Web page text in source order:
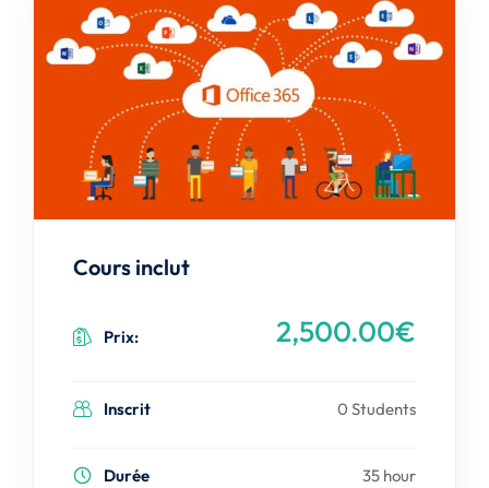
Cours inclut
Prix: 2,500.00€
Inscrit 0 Students
Durée 35 hour